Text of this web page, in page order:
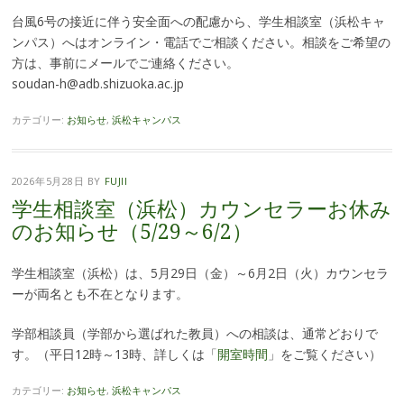
台風6号の接近に伴う安全面への配慮から、学生相談室（浜松キャ
ンパス）へはオンライン・電話でご相談ください。相談をご希望の
方は、事前にメールでご連絡ください。
soudan-h@adb.shizuoka.ac.jp
カテゴリー: お知らせ, 浜松キャンパス
2026年5月28日 BY FUJII
学生相談室（浜松）カウンセラーお休み
のお知らせ（5/29～6/2）
学生相談室（浜松）は、5月29日（金）～6月2日（火）カウンセラ
ーが両名とも不在となります。
学部相談員（学部から選ばれた教員）への相談は、通常どおりで
す。（平日12時～13時、詳しくは「開室時間 」をご覧ください）
カテゴリー: お知らせ, 浜松キャンパス